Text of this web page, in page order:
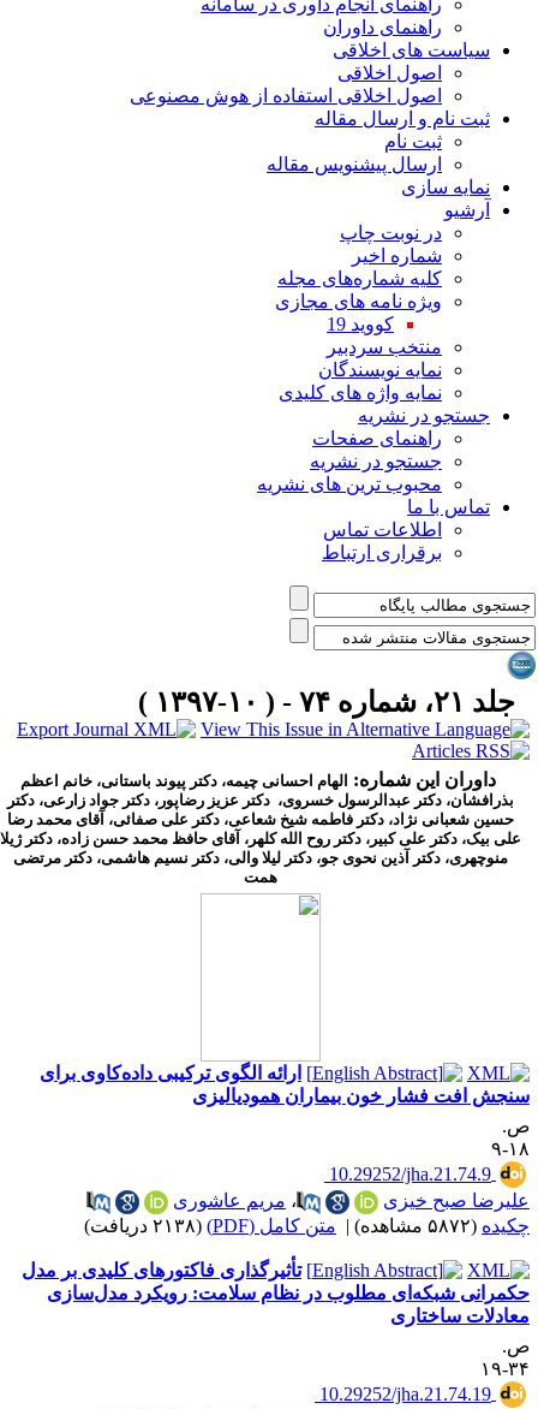
راهنمای انجام داوری در سامانه
راهنمای داوران
سیاست های اخلاقی
اصول اخلاقی
اصول اخلاقی استفاده از هوش مصنوعی
ثبت نام و ارسال مقاله
ثبت نام
ارسال پیشنویس مقاله
نمایه سازی
آرشیو
در نوبت چاپ
شماره اخیر
کلیه شماره‌های مجله
ویژه نامه های مجازی
کووید 19
منتخب سردبیر
نمایه نویسندگان
نمایه واژه های کلیدی
جستجو در نشریه
راهنمای صفحات
جستجو در نشریه
محبوب ترین های نشریه
تماس با ما
اطلاعات تماس
برقراری ارتباط
جلد ۲۱، شماره ۷۴ - ( ۱۰-۱۳۹۷ )
داوران این شماره: الهام احسانی چیمه، دکتر پیوند باستانی، خانم اعظم
بذرافشان، دکتر عبدالرسول خسروی، دکتر عزیز رضاپور، دکتر جواد زارعی، دکتر
حسین شعبانی نژاد، دکتر فاطمه شیخ شعاعی، دکتر علی صفائی، آقای محمد رضا
علی بیک، دکتر علی کبیر، دکتر روح الله کلهر، آقای حافظ محمد حسن زاده، دکتر ژیلا
منوچهری، دکتر آذین نحوی جو، دکتر لیلا والی، دکتر نسیم هاشمی، دکتر مرتضی
همت
ارائه الگوی ترکیبی داده‌کاوی برای
افت فشار خون بیماران همودیالیزی
۹
‎ 10.29252/jha.21.74.9
صبح خیزی
،مریم عاشوری
(۵۸۷۲ مشاهده) | متن کامل (PDF) (۲۱۳۸ دریافت)
تأثیرگذاری فاکتورهای کلیدی بر مدل
شبکه‌ای مطلوب در نظام سلامت: رویکرد مدل‌سازی
ساختاری
۱۹
‎ 10.29252/jha.21.74.19